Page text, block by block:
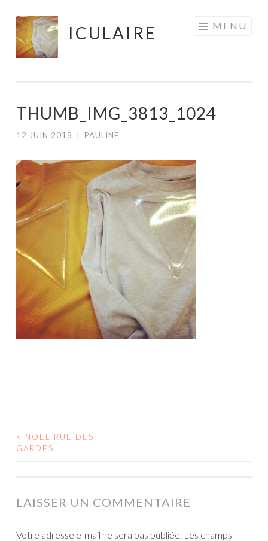
Aller
au
contenu
ICULAIRE MENU
THUMB_IMG_3813_1024
12 JUIN 2018 PAULINE
NAVIGATION
ARTICLES
<
NOËL RUE DES
GARDES
LAISSER UN COMMENTAIRE
Votre adresse e-mail ne sera pas publiée. Les champs